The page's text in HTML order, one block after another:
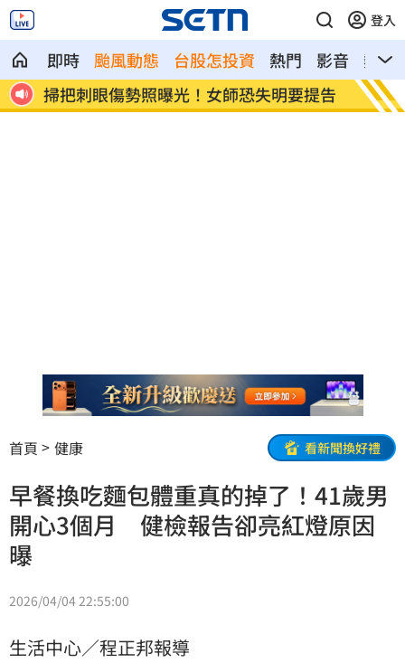
登入
即時 颱風動態 台股怎投資 熱門 影音
熱搜
曝 掃把刺眼傷勢照曝光！女師恐失明要提告 蘋果
首頁 健康 看新聞換好禮
早餐換吃麵包體重真的掉了！41歲男
開心3個月 健檢報告卻亮紅燈原因
曝
2026/04/04 22:55:00
生活中心／程正邦報導